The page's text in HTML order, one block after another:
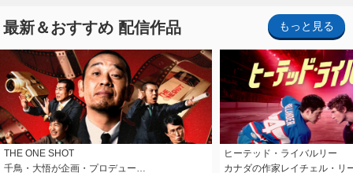
最新＆おすすめ 配信作品 もっと見る
THE ONE SHOT
千鳥・大悟が企画・プロデュー…
ヒーテッド・ライバルリー
カナダの作家レイチェル・リ